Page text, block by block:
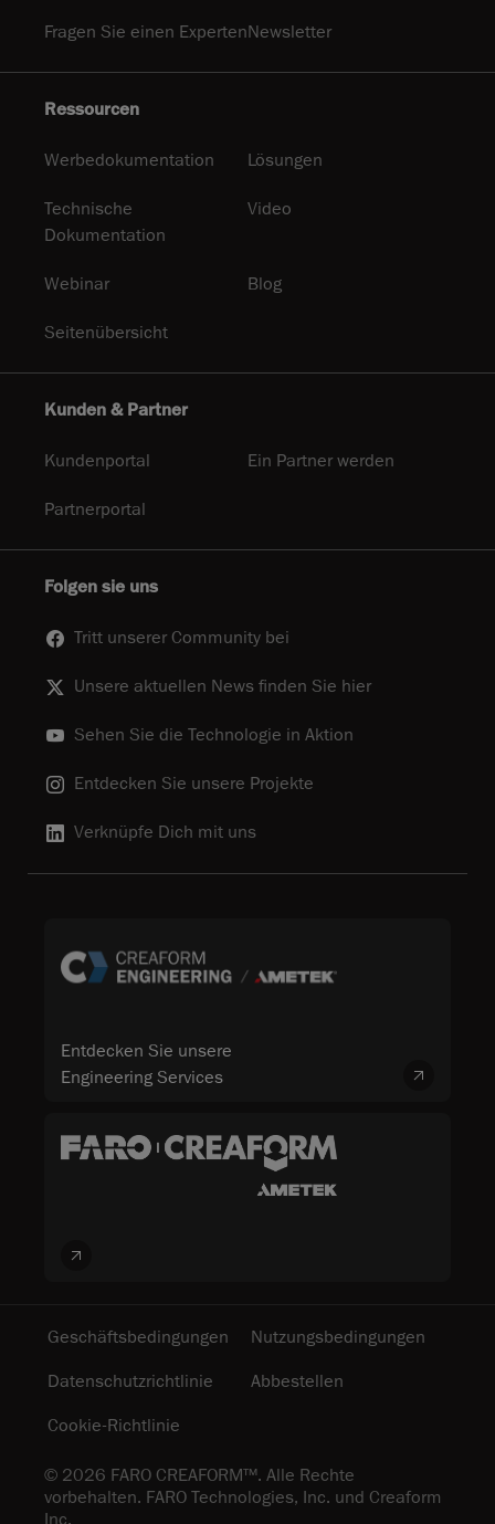
Fragen Sie einen ExpertenNewsletter
Ressourcen
Werbedokumentation Lösungen
Technische
Dokumentation
Video
Webinar Blog
Seitenübersicht
Kunden & Partner
Kundenportal Ein Partner werden
Partnerportal
Folgen sie uns
Tritt unserer Community bei
Unsere aktuellen News finden Sie hier
Sehen Sie die Technologie in Aktion
Entdecken Sie unsere Projekte
Verknüpfe Dich mit uns
Entdecken Sie unsere
Engineering Services
© 2026 FARO CREAFORM™. Alle Rechte
vorbehalten. FARO Technologies, Inc. und Creaform
Inc.
Geschäftsbedingungen
Nutzungsbedingungen
Datenschutzrichtlinie
Abbestellen
Cookie-Richtlinie